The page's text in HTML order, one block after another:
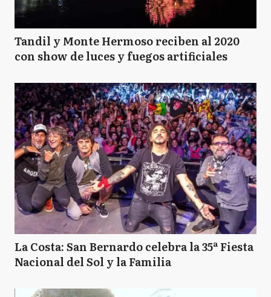
Tandil y Monte Hermoso reciben al 2020
con show de luces y fuegos artificiales
La Costa: San Bernardo celebra la 35ª Fiesta
Nacional del Sol y la Familia